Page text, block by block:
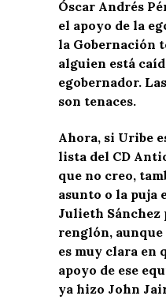
Óscar Andrés
el apoyo de la
la Gobernación
alguien está
egobernador.
son tenaces.
Ahora, si Uribe
lista del CD
que no creo,
asunto o la puja
Julieth Sánchez
renglón,
es muy clara en
apoyo de ese
ya hizo John